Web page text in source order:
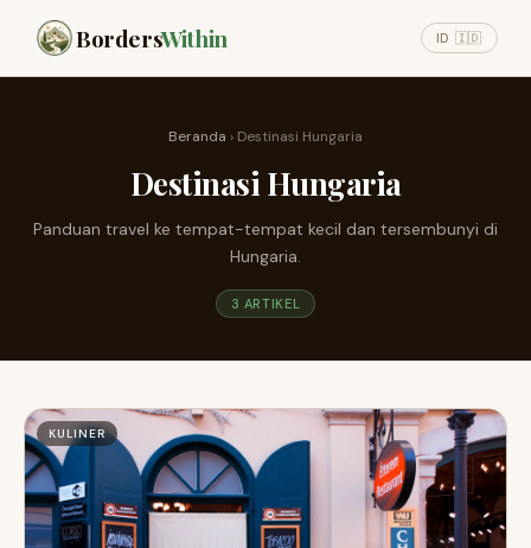
BordersWithin ID 🇮🇩
Beranda › Destinasi Hungaria
Destinasi Hungaria
Panduan travel ke tempat-tempat kecil dan tersembunyi di
Hungaria.
3 ARTIKEL
KULINER